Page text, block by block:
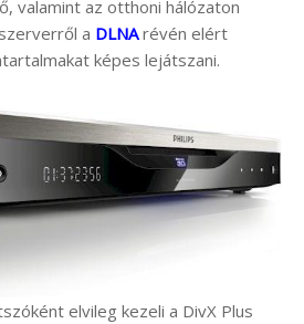
valamint az otthoni hálózaton
a DLNArévén elért
képes lejátszani.
elvileg kezeli a DivX Plus